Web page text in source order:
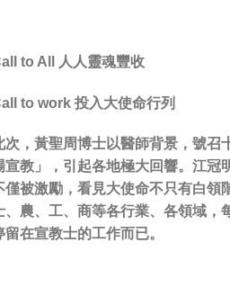
to All 人人靈魂豐收
to work 投入大使命行列
次，黃聖周博士以醫師背景，號召
宣教」，引起各地極大回響。江冠
僅被激勵，看見大使命不只有白領
、農、工、商等各行業、各領域，
留在宣教士的工作而已。